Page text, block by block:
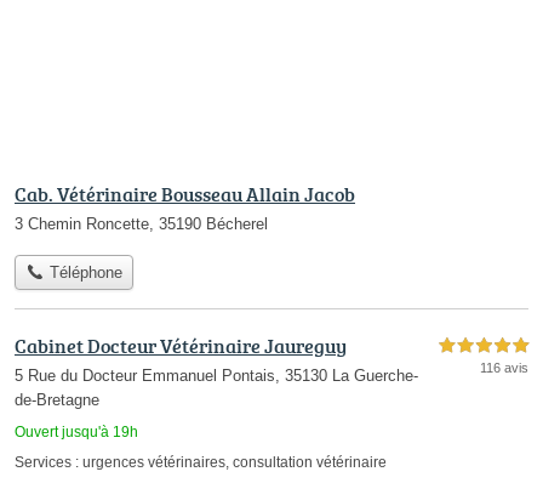
Cab. Vétérinaire Bousseau Allain Jacob
3 Chemin Roncette, 35190 Bécherel
Téléphone
Cabinet Docteur Vétérinaire Jaureguy
5 Rue du Docteur Emmanuel Pontais, 35130 La Guerche-
de-Bretagne
Ouvert jusqu'à 19h
5,0 étoiles sur 5
116 avis
Services : urgences vétérinaires consultation vétérinaire